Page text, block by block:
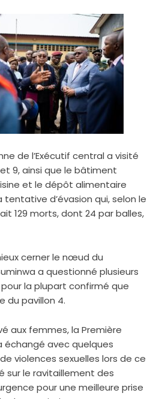
de l’Exécutif central a visité
9, ainsi que le bâtiment
et le dépôt alimentaire
tentative d’évasion qui, selon le
129 morts, dont 24 par balles,
cerner le nœud du
a questionné plusieurs
la plupart confirmé que
du pavillon 4.
aux femmes, la Première
échangé avec quelques
violences sexuelles lors de ce
sur le ravitaillement des
pour une meilleure prise